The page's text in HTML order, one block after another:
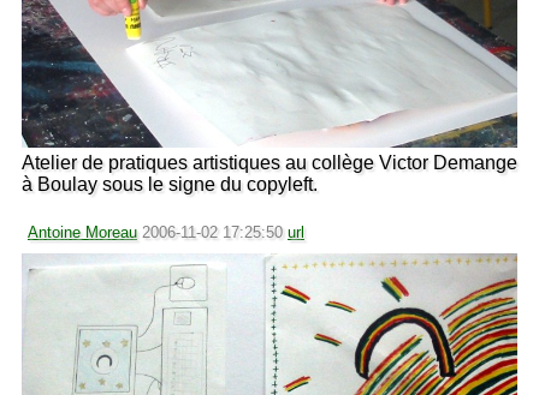
Atelier de pratiques artistiques au collège Victor Demange
à Boulay sous le signe du copyleft.
Antoine Moreau 2006-11-02 17:25:50 url